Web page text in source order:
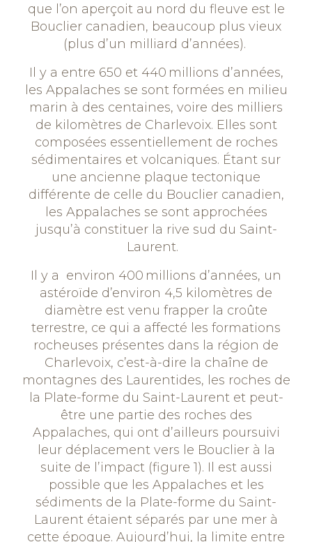
que l’on aperçoit au nord du fleuve est le
Bouclier canadien, beaucoup plus vieux
(plus d’un milliard d’années).
Il y a entre 650 et 440 millions d’années,
les Appalaches se sont formées en milieu
marin à des centaines, voire des milliers
de kilomètres de Charlevoix. Elles sont
composées essentiellement de roches
sédimentaires et volcaniques. Étant sur
une ancienne plaque tectonique
différente de celle du Bouclier canadien,
les Appalaches se sont approchées
jusqu’à constituer la rive sud du Saint-
Laurent.
Il y a environ 400 millions d’années, un
astéroïde d’environ 4,5 kilomètres de
diamètre est venu frapper la croûte
terrestre, ce qui a affecté les formations
rocheuses présentes dans la région de
Charlevoix, c’est-à-dire la chaîne de
montagnes des Laurentides, les roches de
la Plate-forme du Saint-Laurent et peut-
être une partie des roches des
Appalaches, qui ont d’ailleurs poursuivi
leur déplacement vers le Bouclier à la
suite de l’impact (figure 1). Il est aussi
possible que les Appalaches et les
sédiments de la Plate-forme du Saint-
Laurent étaient séparés par une mer à
cette époque. Aujourd’hui, la limite entre